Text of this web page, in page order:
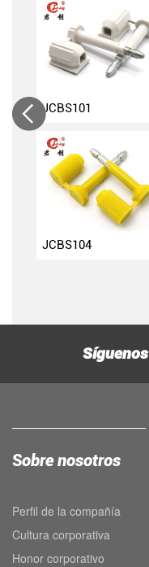
JCBS101
JCBS104
Síguenos
Sobre nosotros
Perfil de la compañía
Cultura corporativa
Honor corporativo